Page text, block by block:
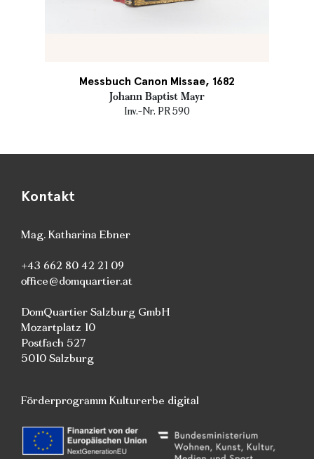
Messbuch Canon Missae, 1682
Johann Baptist Mayr
Inv.-Nr. PR 590
Kontakt
Mag. Katharina Ebner
+43 662 80 42 21 09
office@domquartier.at
DomQuartier Salzburg GmbH
Mozartplatz 10
Postfach 527
5010 Salzburg
Förderprogramm Kulturerbe digital